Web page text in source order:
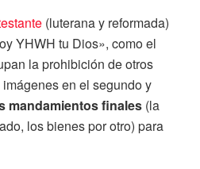
(luterana y reformada)
YHWH tu Dios», como el
la prohibición de otros
en el segundo y
mandamientos finales (la
los bienes por otro) para